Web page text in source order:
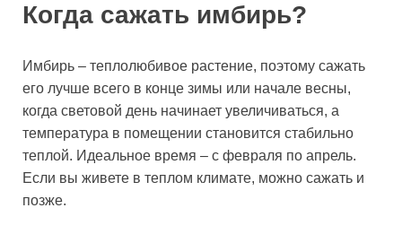
Когда сажать имбирь?
Имбирь – теплолюбивое растение, поэтому сажать
его лучше всего в конце зимы или начале весны,
когда световой день начинает увеличиваться, а
температура в помещении становится стабильно
теплой. Идеальное время – с февраля по апрель.
Если вы живете в теплом климате, можно сажать и
позже.